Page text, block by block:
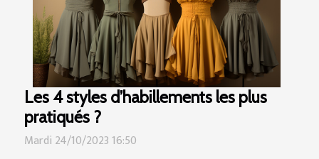
Les 4 styles d’habillements les plus
pratiqués ?
Mardi 24/10/2023 16:50